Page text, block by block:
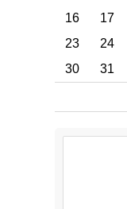
16
17
23
24
30
31